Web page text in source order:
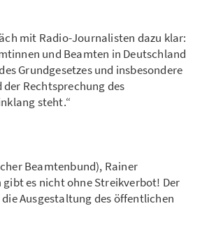
mit Radio-Journalisten dazu klar:
und Beamten in Deutschland
Grundgesetzes und insbesondere
Rechtsprechung des
steht.“
Beamtenbund), Rainer
es nicht ohne Streikverbot! Der
Ausgestaltung des öffentlichen